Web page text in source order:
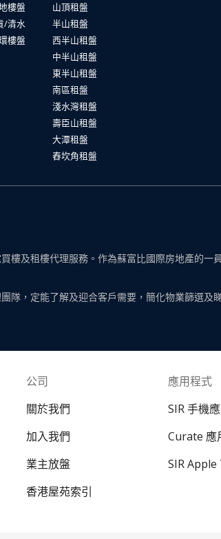
樓盤
/清水
樓盤
山頂租盤
半山租盤
西半山租盤
中半山租盤
東半山租盤
南區租盤
淺水灣租盤
壽臣山租盤
大潭租盤
舂坎角租盤
樓及租樓代理服務。作為蘇富比國際房地產的
隊，定能了解及迎合客戶需要，簡化物業篩選
公司
關於我們
加入我們
業主放盤
香港屋苑索引
應用程式
SIR 手機
Curate 應
SIR Apple